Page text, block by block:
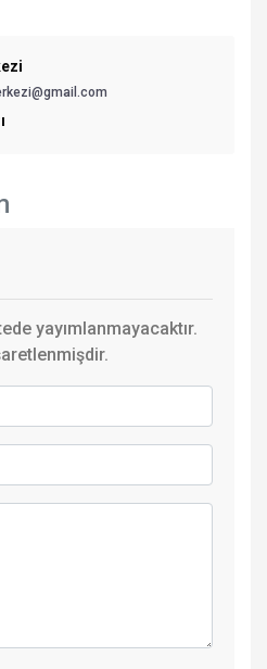
yayımlanmayacaktır.